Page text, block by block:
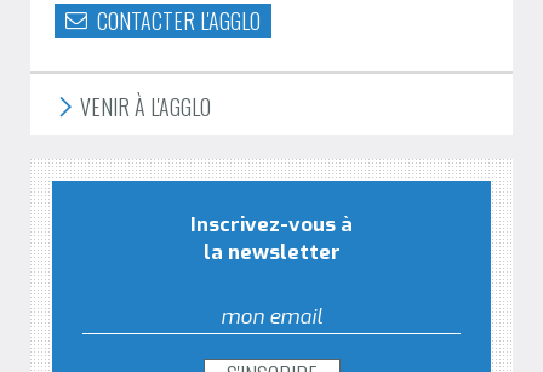
CONTACTER L'AGGLO
VENIR À L'AGGLO
Inscrivez-vous à
la newsletter